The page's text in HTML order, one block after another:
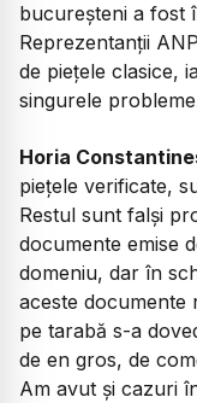
bucureșteni a fost
Reprezentanții
de piețele clasice,
singurele
Horia
piețele verificate,
Restul sunt falși
documente emise
domeniu, dar în
aceste documente
pe tarabă s-a
de en gros, de
Am avut și cazuri